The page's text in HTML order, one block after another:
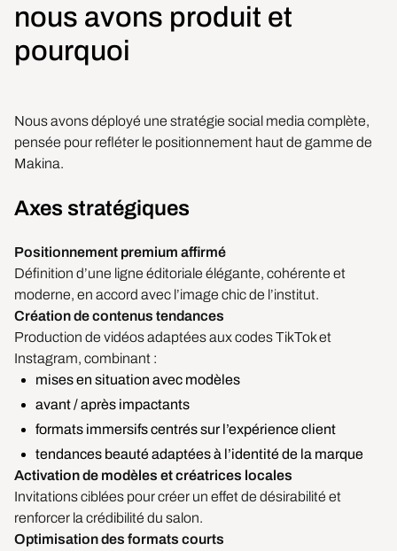
nous avons produit et
pourquoi
Nous avons déployé une stratégie social media complète,
pensée pour refléter le positionnement haut de gamme de
Makina.
Axes stratégiques
Positionnement premium affirmé
Définition d’une ligne éditoriale élégante, cohérente et
moderne, en accord avec l’image chic de l’institut.
Création de contenus tendances
Production de vidéos adaptées aux codes TikTok et
Instagram, combinant :
mises en situation avec modèles
avant / après impactants
formats immersifs centrés sur l’expérience client
tendances beauté adaptées à l’identité de la marque
Activation de modèles et créatrices locales
Invitations ciblées pour créer un effet de désirabilité et
renforcer la crédibilité du salon.
Optimisation des formats courts